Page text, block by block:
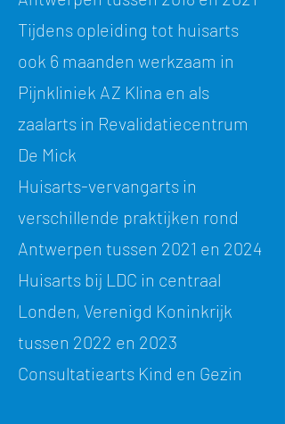
Tijdens opleiding tot huisarts
ook 6 maanden werkzaam in
Pijnkliniek AZ Klina en als
zaalarts in Revalidatiecentrum
De Mick
Huisarts-vervangarts in
verschillende praktijken rond
Antwerpen tussen 2021 en 2024
Huisarts bij LDC in centraal
Londen, Verenigd Koninkrijk
tussen 2022 en 2023
Consultatiearts Kind en Gezin